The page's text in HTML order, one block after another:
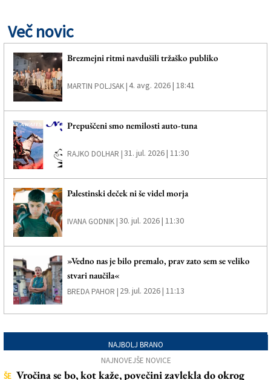
Več novic
Brezmejni ritmi navdušili tržaško publiko
MARTIN POLJSAK | 4. avg. 2026 | 18:41
Prepuščeni smo nemilosti auto-tuna
RAJKO DOLHAR |31. jul. 2026 | 11:30
Palestinski deček ni še videl morja
IVANA GODNIK |30. jul. 2026 | 11:30
»Vedno nas je bilo premalo, prav zato sem se veliko
stvari naučila«
BREDA PAHOR | 29. jul. 2026 | 11:13
NAJBOLJ BRANO
NAJNOVEJŠE NOVICE
ŠE Vročina se bo, kot kaže, povečini zavlekla do okrog